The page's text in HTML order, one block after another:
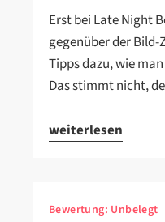
Erst bei Late Night
gegenüber der
Tipps dazu, wie
Das stimmt nicht,
weiterlesen
Bewertung: Unbelegt